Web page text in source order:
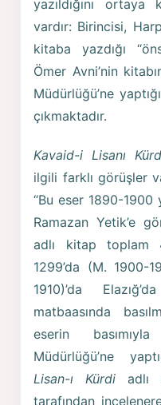
yazıldığını
vardır: Birincisi,
kitaba yazdığı
Ömer Avni’nin
Müdürlüğü’ne
çıkmaktadır.
Kavaid-i Lisanı
ilgili farklı görüşler
“Bu eser 1890-1900
Ramazan Yetik’e
adlı kitap toplam
1299’da (M. 1900-
1910)’da
matbaasında
eserin
Müdürlüğü’ne
Lisan-ı Kürdi adlı
tarafından